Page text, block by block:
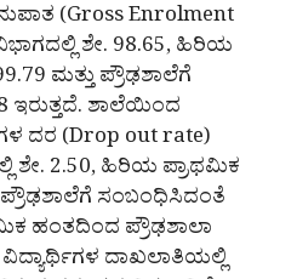
(Gross Enrolment
ಶೇ. 98.65, ಹಿರಿಯ
ಮತ್ತು ಪ್ರೌಢಶಾಲೆಗೆ
ಇರುತ್ತದೆ. ಶಾಲೆಯಿಂದ
ದರ (Drop out rate)
ಶೇ. 2.50, ಹಿರಿಯ ಪ್ರಾಥಮಿಕ
ಪ್ರೌಢಶಾಲೆಗೆ ಸಂಬಂಧಿಸಿದಂತೆ
ಹಂತದಿಂದ ಪ್ರೌಢಶಾಲಾ
ದಾಖಲಾತಿಯಲ್ಲಿ